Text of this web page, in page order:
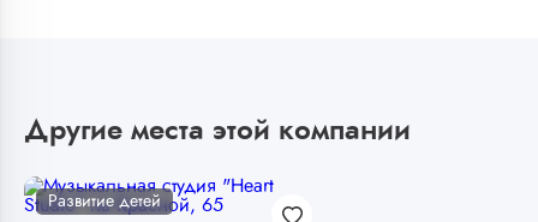
Другие места этой компании
Развитие детей